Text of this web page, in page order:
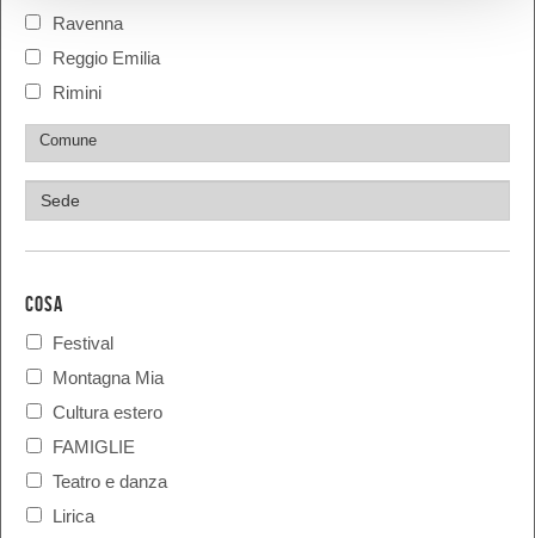
Ravenna
Reggio Emilia
Rimini
COSA
Festival
Montagna Mia
Cultura estero
FAMIGLIE
Teatro e danza
Lirica